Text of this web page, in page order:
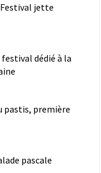
Festival jette
dédié à la
pastis, première
pascale